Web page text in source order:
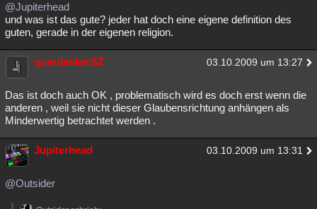
@Jupiterhead
und was ist das gute? jeder hat doch eine eigene definition des
guten, gerade in der eigenen religion.
querdenkerSZ 03.10.2009 um 13:27
Das ist doch auch OK , problematisch wird es doch erst wenn die
anderen , weil sie nicht dieser Glaubensrichtung anhängen als
Minderwertig betrachtet werden .
Jupiterhead 03.10.2009 um 13:31
@Outsider